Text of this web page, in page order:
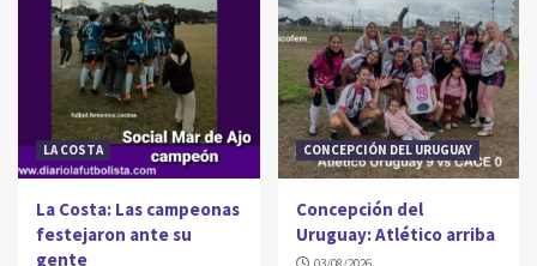
LA COSTA
La Costa: Las campeonas
festejaron ante su
gente
CONCEPCIÓN DEL URUGUAY
Concepción del
Uruguay: Atlético arriba